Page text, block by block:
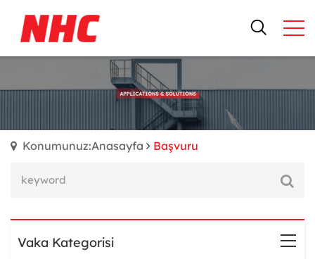
Konumunuz:Anasayfa Başvuru
Vaka Kategorisi